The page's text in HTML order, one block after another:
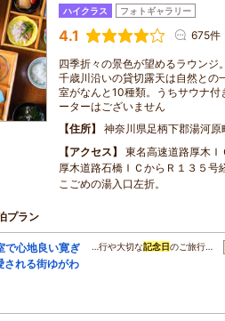
ハイクラス フォトギャラリー
4.1 675件
四季折々の景色が望めるラウンジ
千歳川沿いの貸切露天は自然との
室がなんと10種類。うちサウナ
ーターはございません
住所
神奈川県足柄下郡湯河
アクセス
東名高速道路厚木
厚木道路石橋ＩＣからＲ１３５号
こごめの湯入口左折。
プラン
で心地良い寛ぎ
される街ゆがわ
…行や大切な記念日のご旅行…